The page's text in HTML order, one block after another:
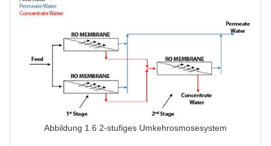
Abbildung 1.6 2-stufiges Umkehrosmosesystem